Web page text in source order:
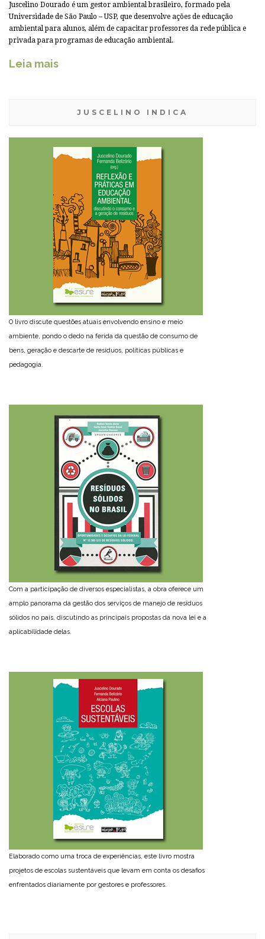
Juscelino Dourado é um gestor ambiental brasileiro, formado pela
Universidade de São Paulo – USP, que desenvolve ações de educação
ambiental para alunos, além de capacitar professores da rede pública e
privada para programas de educação ambiental.
Leia mais
JUSCELINO INDICA
O livro discute questões atuais envolvendo ensino e meio
ambiente, pondo o dedo na ferida da questão de consumo de
bens, geração e descarte de resíduos, políticas públicas e
pedagogia.
Com a participação de diversos especialistas, a obra oferece um
amplo panorama da gestão dos serviços de manejo de resíduos
sólidos no país, discutindo as principais propostas da nova lei e a
aplicabilidade delas.
Elaborado como uma troca de experiências, este livro mostra
projetos de escolas sustentáveis que levam em conta os desafios
enfrentados diariamente por gestores e professores.